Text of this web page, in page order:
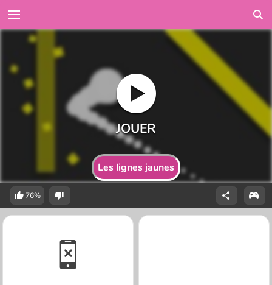
Les lignes jaunes
76%